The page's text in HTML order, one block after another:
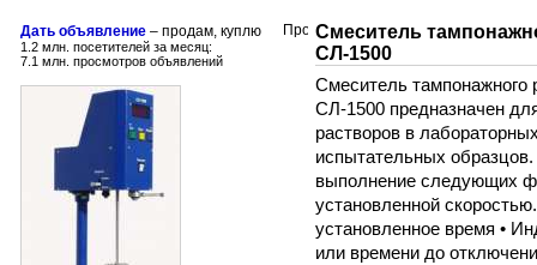
Дать объявление – продам, куплю
1.2 млн. посетителей за месяц:
7.1 млн. просмотров объявлений
Смеситель
СЛ-1500
Смеситель тампонажного
СЛ-1500 предназначен
растворов в
испытательных
выполнение следующих
установленной
установленное время •
или времени до